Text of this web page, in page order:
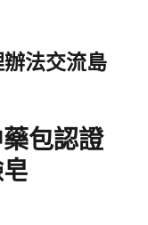
法交流島
包認證